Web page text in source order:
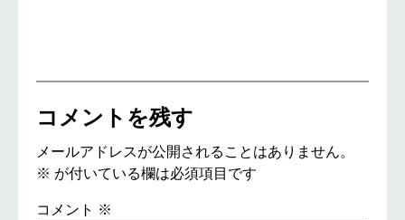
コメントを残す
メールアドレスが公開されることはありません。
※ が付いている欄は必須項目です
コメント ※